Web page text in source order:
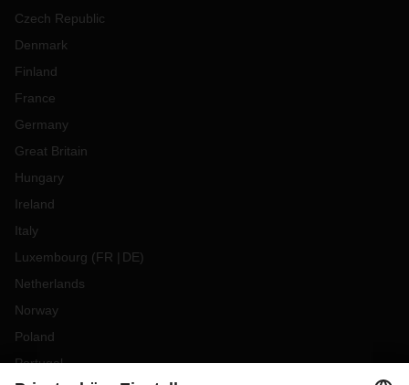
Czech Republic
Denmark
Finland
France
Germany
Great Britain
Hungary
Ireland
Italy
Luxembourg (FR DE)
Netherlands
Norway
Poland
Portugal